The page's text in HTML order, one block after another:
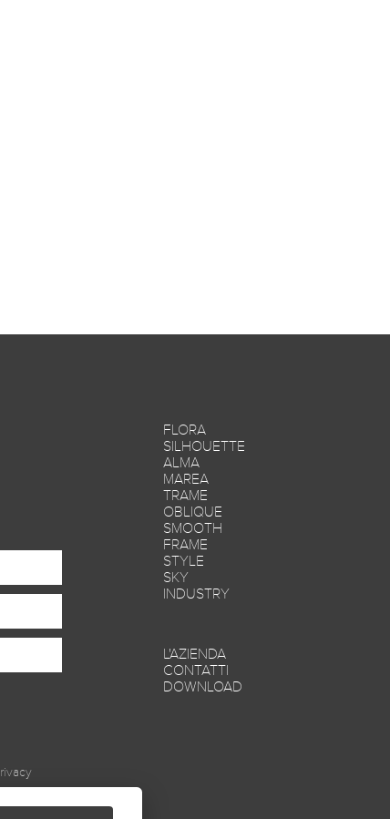
FLORA
SILHOUETTE
ALMA
MAREA
TRAME
OBLIQUE
SMOOTH
FRAME
STYLE
SKY
INDUSTRY
L'AZIENDA
CONTATTI
DOWNLOAD